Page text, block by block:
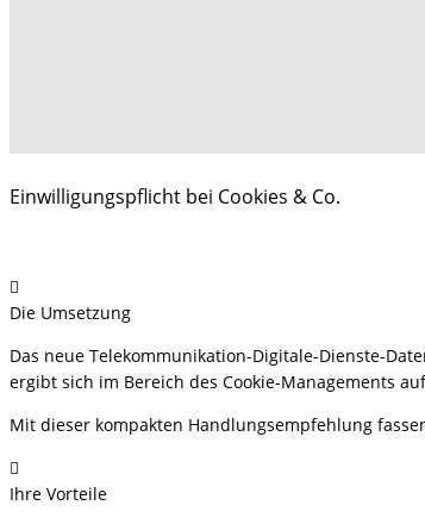
Einwilligungspflicht bei Cookies & Co.
Die Umsetzung
Das neue Telekommunikation-Digitale-Dienste-
ergibt sich im Bereich des Cookie-Managements
Mit dieser kompakten Handlungsempfehlung
Ihre Vorteile